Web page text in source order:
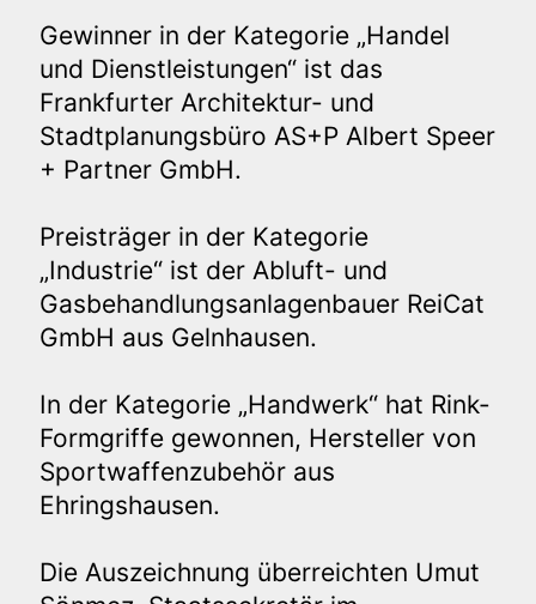
Gewinner in der Kategorie „Handel
und Dienstleistungen“ ist das
Frankfurter Architektur- und
Stadtplanungsbüro AS+P Albert Speer
+ Partner GmbH.
Preisträger in der Kategorie
„Industrie“ ist der Abluft- und
Gasbehandlungsanlagenbauer ReiCat
GmbH aus Gelnhausen.
In der Kategorie „Handwerk“ hat Rink-
Formgriffe gewonnen, Hersteller von
Sportwaffenzubehör aus
Ehringshausen.
Die Auszeichnung überreichten Umut